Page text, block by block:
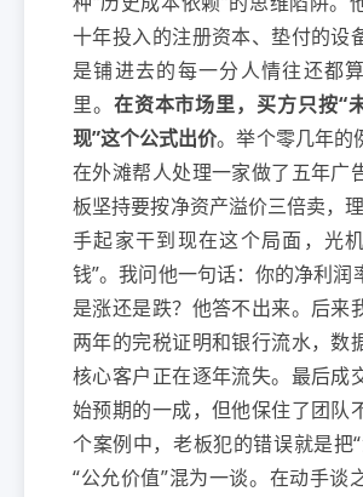
十年投入的注册资本、垫付的设
是铺进去的每一分人情往还都
里。 在资本市场里，买方只按“
现”这个公式出价。举个零几年的
在外滩帮人处理一家做了五年广
板坚持要按净资产溢价三倍卖，
手起家干到现在这个局面，光
钱”。我问他一句话：你的净利润
是涨还是跌？他答不出来。后来
两年的完税证明和银行流水，数
核心客户正在逐年流失。最后成
始预期的一成，但他保住了团队
个案例中，老板犯的错误就是把
“公允价值”混为一谈。在动手谈